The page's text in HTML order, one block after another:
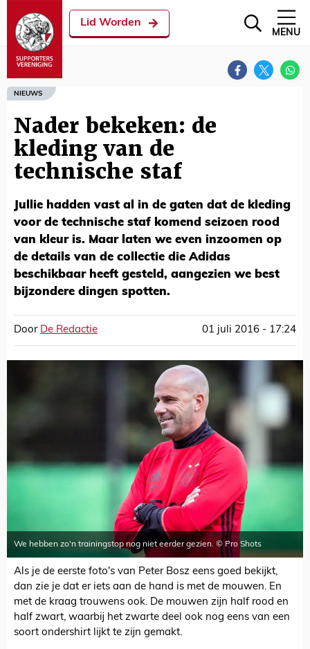
Lid Worden
MENU
NIEUWS
Nader bekeken: de
kleding van de
technische staf
Jullie hadden vast al in de gaten dat de kleding
voor de technische staf komend seizoen rood
van kleur is. Maar laten we even inzoomen op
de details van de collectie die Adidas
beschikbaar heeft gesteld, aangezien we best
bijzondere dingen spotten.
Door De Redactie 01 juli 2016 - 17:24
We hebben zo'n trainingstop nog niet eerder gezien. © Pro Shots
Als je de eerste foto's van Peter Bosz eens goed bekijkt,
dan zie je dat er iets aan de hand is met de mouwen. En
met de kraag trouwens ook. De mouwen zijn half rood en
half zwart, waarbij het zwarte deel ook nog eens van een
soort ondershirt lijkt te zijn gemakt.